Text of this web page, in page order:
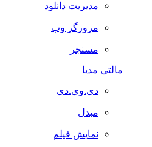
مدیریت دانلود
مرورگر وب
مسنجر
مالتی مدیا
دی.وی.دی
مبدل
نمایش فیلم